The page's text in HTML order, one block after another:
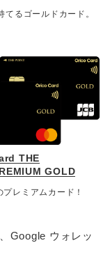
てるゴールドカード。
THE
GOLD
プレミアムカード！
Google ウォレッ